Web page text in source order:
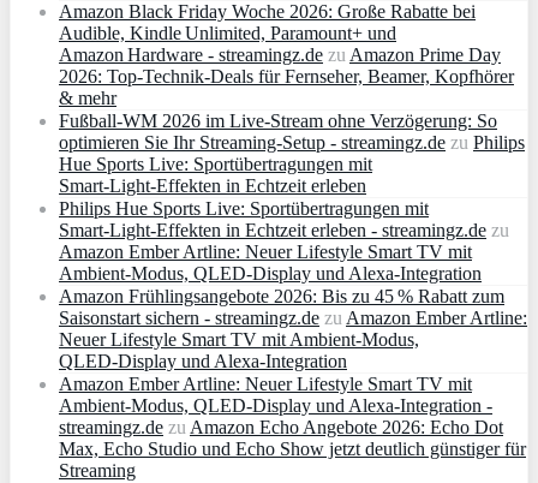
Amazon Black Friday Woche 2026: Große Rabatte bei
Audible, Kindle Unlimited, Paramount+ und
Amazon Hardware - streamingz.de zuAmazon Prime Day
2026: Top-Technik-Deals für Fernseher, Beamer, Kopfhörer
& mehr
Fußball-WM 2026 im Live-Stream ohne Verzögerung: So
optimieren Sie Ihr Streaming-Setup - streamingz.de zu Philips
Hue Sports Live: Sportübertragungen mit
Smart‑Light‑Effekten in Echtzeit erleben
Philips Hue Sports Live: Sportübertragungen mit
Smart‑Light‑Effekten in Echtzeit erleben - streamingz.de zu
Amazon Ember Artline: Neuer Lifestyle Smart TV mit
Ambient‑Modus, QLED‑Display und Alexa‑Integration
Amazon Frühlingsangebote 2026: Bis zu 45 % Rabatt zum
Saisonstart sichern - streamingz.de zuAmazon Ember Artline:
Neuer Lifestyle Smart TV mit Ambient‑Modus,
QLED‑Display und Alexa‑Integration
Amazon Ember Artline: Neuer Lifestyle Smart TV mit
Ambient‑Modus, QLED‑Display und Alexa‑Integration -
streamingz.de zuAmazon Echo Angebote 2026: Echo Dot
Max, Echo Studio und Echo Show jetzt deutlich günstiger für
Streaming